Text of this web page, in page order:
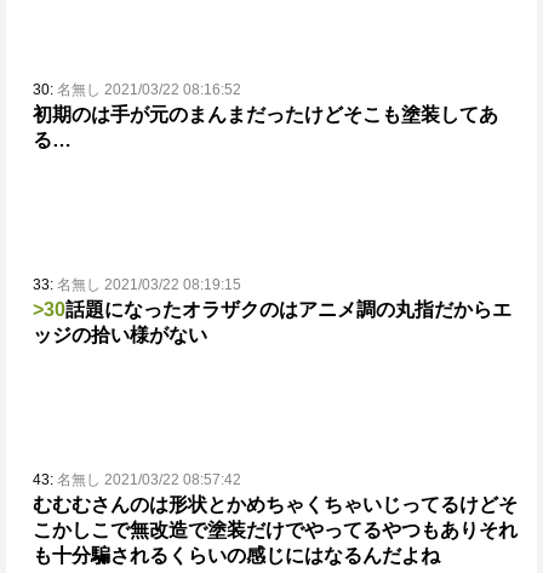
30: 名無し 2021/03/22 08:16:52
初期のは手が元のまんまだったけどそこも塗装してあ
る…
33: 名無し 2021/03/22 08:19:15
>30話題になったオラザクのはアニメ調の丸指だからエ
ッジの拾い様がない
43: 名無し 2021/03/22 08:57:42
むむむさんのは形状とかめちゃくちゃいじってるけどそ
こかしこで無改造で塗装だけでやってるやつもあり それ
も十分騙されるくらいの感じにはなるんだよね